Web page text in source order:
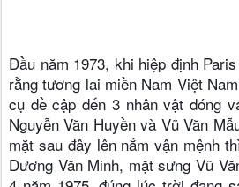
Đầu năm 1973, khi hiệp định
rằng tương lai miền Nam Việt
cụ đề cập đến 3 nhân vật đóng
Nguyễn Văn Huyền và Vũ Văn
mặt sau đây lên nắm vận mệnh
Dương Văn Minh, mặt sưng Vũ